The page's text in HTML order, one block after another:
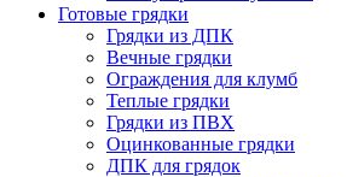
Готовые грядки
Грядки из ДПК
Вечные грядки
Ограждения для клумб
Теплые грядки
Грядки из ПВХ
Оцинкованные грядки
ДПК для грядок